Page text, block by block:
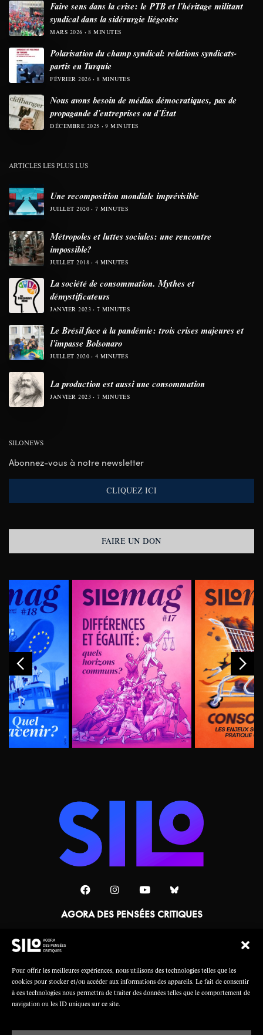
Pour offrir les meilleures expériences, nous utilisons des technologies telles que les
cookies pour stocker et/ou accéder aux informations des appareils. Le fait de consentir
à ces technologies nous permettra de traiter des données telles que le comportement de
navigation ou les ID uniques sur ce site.
Faire sens dans la crise: le PTB et l’héritage militant
syndical dans la sidérurgie liégeoise
MARS 2026 8 MINUTES
Polarisation du champ syndical: relations syndicats-
partis en Turquie
FÉVRIER 2026 8 MINUTES
Nous avons besoin de médias démocratiques, pas de
propagande d’entreprises ou d’État
DÉCEMBRE 2025 9 MINUTES
ARTICLES LES PLUS LUS
Une recomposition mondiale imprévisible
JUILLET 2020 7 MINUTES
Métropoles et luttes sociales: une rencontre
impossible?
JUILLET 2018 4 MINUTES
La société de consommation. Mythes et
démystificateurs
JANVIER 2023 7 MINUTES
Le Brésil face à la pandémie: trois crises majeures et
l’impasse Bolsonaro
JUILLET 2020 4 MINUTES
La production est aussi une consommation
JANVIER 2023 7 MINUTES
SILONEWS
Abonnez-vous à notre newsletter
CLIQUEZ ICI
FAIRE UN DON
AGORA DES PENSÉES CRITIQUES